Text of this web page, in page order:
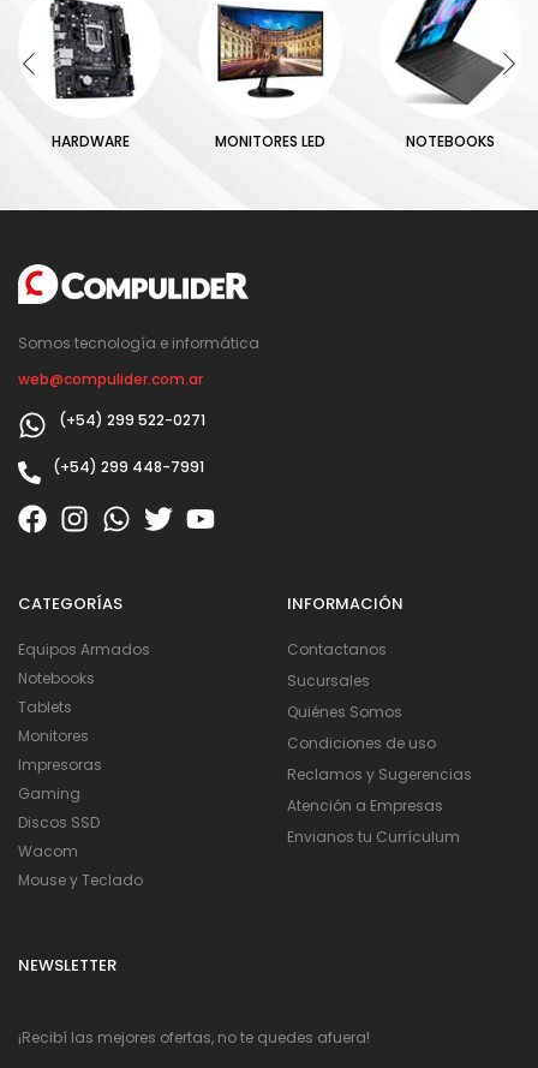
HARDWARE MONITORES LED NOTEBOOKS
Somos tecnología e informática
web@compulider.com.ar
(+54) 299 522-0271
(+54) 299 448-7991
CATEGORÍAS
Equipos Armados
Notebooks
Tablets
Monitores
Impresoras
Gaming
Discos SSD
Wacom
Mouse y Teclado
INFORMACIÓN
Contactanos
Sucursales
Quiénes Somos
Condiciones de uso
Reclamos y Sugerencias
Atención a Empresas
Envianos tu Currículum
NEWSLETTER
¡Recibí las mejores ofertas, no te quedes afuera!